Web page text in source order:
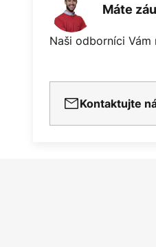
Máte
Naši odborníci
Kontaktujte